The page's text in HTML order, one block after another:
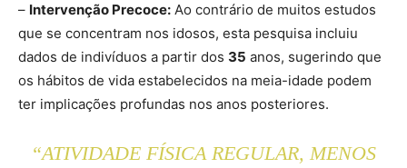
– Intervenção Precoce: Ao contrário de muitos estudos
que se concentram nos idosos, esta pesquisa incluiu
dados de indivíduos a partir dos 35 anos, sugerindo que
os hábitos de vida estabelecidos na meia-idade podem
ter implicações profundas nos anos posteriores.
“ATIVIDADE FÍSICA REGULAR, MENOS